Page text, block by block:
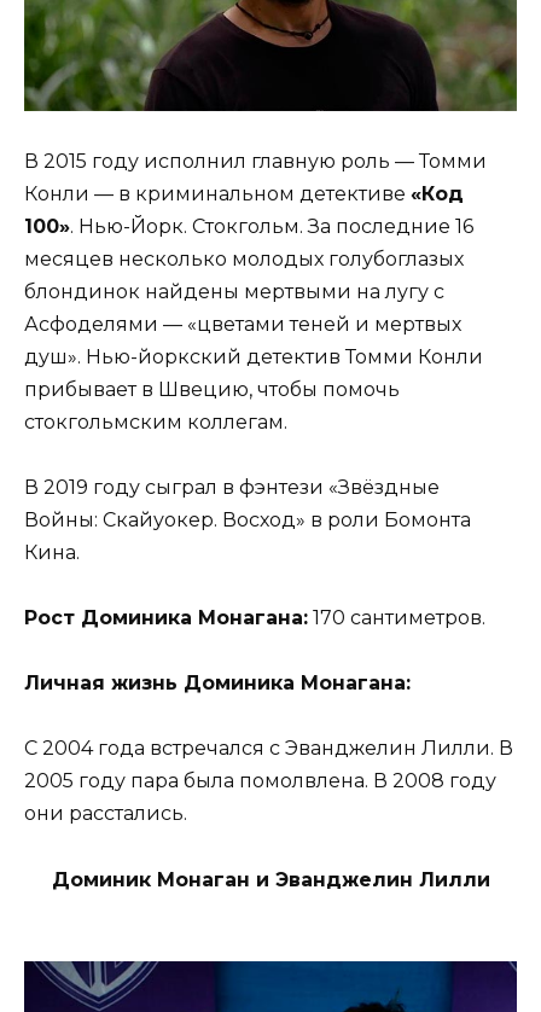
В 2015 году исполнил главную роль — Томми
Конли — в криминальном детективе «Код
100». Нью-Йорк. Стокгольм. За последние 16
месяцев несколько молодых голубоглазых
блондинок найдены мертвыми на лугу с
Асфоделями — «цветами теней и мертвых
душ». Нью-йоркский детектив Томми Конли
прибывает в Швецию, чтобы помочь
стокгольмским коллегам.
В 2019 году сыграл в фэнтези «Звёздные
Войны: Скайуокер. Восход» в роли Бомонта
Кина.
Рост Доминика Монагана: 170 сантиметров.
Личная жизнь Доминика Монагана:
С 2004 года встречался с Эванджелин Лилли. В
2005 году пара была помолвлена. В 2008 году
они расстались.
Доминик Монаган и Эванджелин Лилли